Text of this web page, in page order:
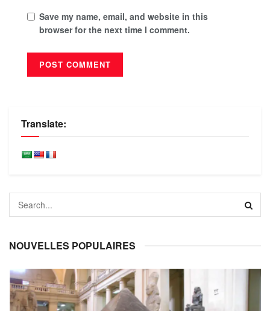
Save my name, email, and website in this
browser for the next time I comment.
Translate:
NOUVELLES POPULAIRES